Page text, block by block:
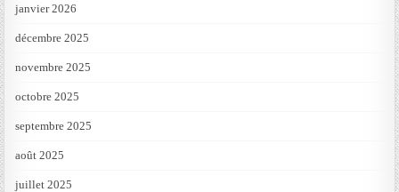
janvier 2026
décembre 2025
novembre 2025
octobre 2025
septembre 2025
août 2025
juillet 2025